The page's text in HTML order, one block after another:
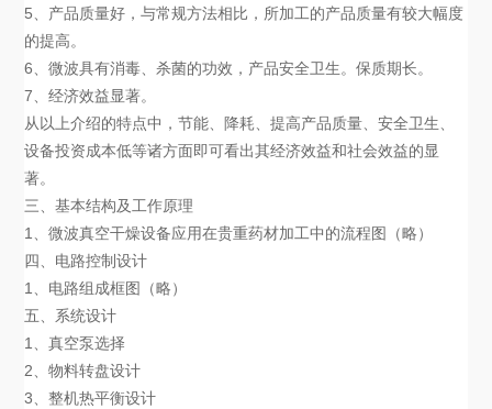
5、产品质量好，与常规方法相比，所加工的产品质量有较大幅度
的提高。
6、微波具有消毒、杀菌的功效，产品安全卫生。保质期长。
7、经济效益显著。
从以上介绍的特点中，节能、降耗、提高产品质量、安全卫生、
设备投资成本低等诸方面即可看出其经济效益和社会效益的显
著。
三、基本结构及工作原理
1、微波真空干燥设备应用在贵重药材加工中的流程图（略）
四、电路控制设计
1、电路组成框图（略）
五、系统设计
1、真空泵选择
2、物料转盘设计
3、整机热平衡设计